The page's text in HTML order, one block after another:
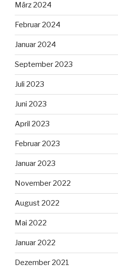
März 2024
Februar 2024
Januar 2024
September 2023
Juli 2023
Juni 2023
April 2023
Februar 2023
Januar 2023
November 2022
August 2022
Mai 2022
Januar 2022
Dezember 2021